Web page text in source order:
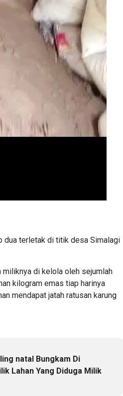
dua terletak di titik desa Simalagi
miliknya di kelola oleh sejumlah
kilogram emas tiap harinya
mendapat jatah ratusan karung
natal Bungkam Di
Lahan Yang Diduga Milik